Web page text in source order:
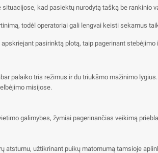
kad pasiektų nurodytą tašką be rankinio
todėl operatoriai gali lengvai keisti sekamus
pasirinktą plotą, taip pagerinant
palaiko tris režimus ir du triukšmo mažinimo
misijose.
galimybes, žymiai pagerinančias veikimą
atstumu, užtikrinant puikų matomumą tamsioje